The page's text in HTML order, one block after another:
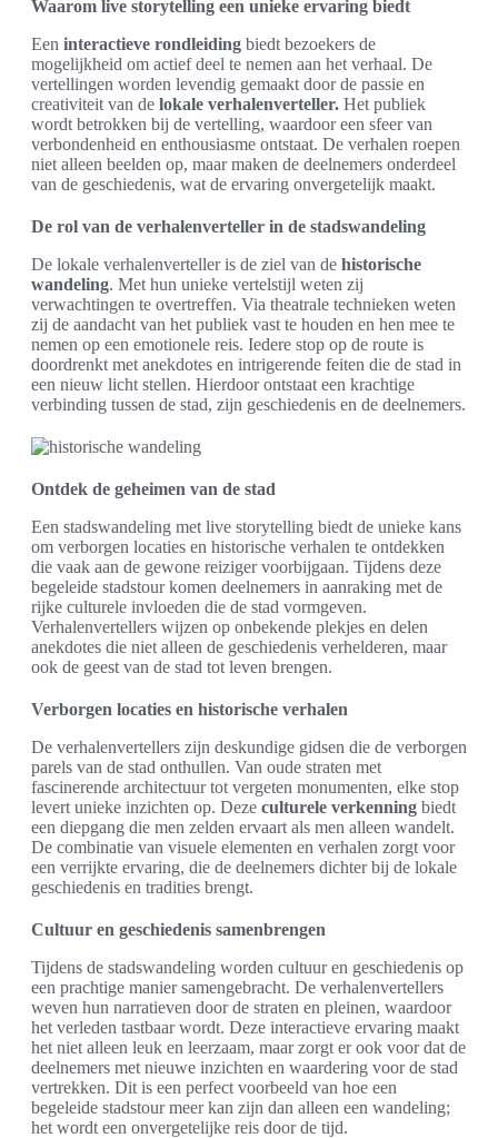
Waarom live storytelling een unieke ervaring biedt
Een interactieve rondleiding biedt bezoekers de
mogelijkheid om actief deel te nemen aan het verhaal. De
vertellingen worden levendig gemaakt door de passie en
creativiteit van de lokale verhalenverteller. Het publiek
wordt betrokken bij de vertelling, waardoor een sfeer van
verbondenheid en enthousiasme ontstaat. De verhalen roepen
niet alleen beelden op, maar maken de deelnemers onderdeel
van de geschiedenis, wat de ervaring onvergetelijk maakt.
De rol van de verhalenverteller in de stadswandeling
De lokale verhalenverteller is de ziel van de historische
wandeling. Met hun unieke vertelstijl weten zij
verwachtingen te overtreffen. Via theatrale technieken weten
zij de aandacht van het publiek vast te houden en hen mee te
nemen op een emotionele reis. Iedere stop op de route is
doordrenkt met anekdotes en intrigerende feiten die de stad in
een nieuw licht stellen. Hierdoor ontstaat een krachtige
verbinding tussen de stad, zijn geschiedenis en de deelnemers.
Ontdek de geheimen van de stad
Een stadswandeling met live storytelling biedt de unieke kans
om verborgen locaties en historische verhalen te ontdekken
die vaak aan de gewone reiziger voorbijgaan. Tijdens deze
begeleide stadstour komen deelnemers in aanraking met de
rijke culturele invloeden die de stad vormgeven.
Verhalenvertellers wijzen op onbekende plekjes en delen
anekdotes die niet alleen de geschiedenis verhelderen, maar
ook de geest van de stad tot leven brengen.
Verborgen locaties en historische verhalen
De verhalenvertellers zijn deskundige gidsen die de verborgen
parels van de stad onthullen. Van oude straten met
fascinerende architectuur tot vergeten monumenten, elke stop
levert unieke inzichten op. Deze culturele verkenning biedt
een diepgang die men zelden ervaart als men alleen wandelt.
De combinatie van visuele elementen en verhalen zorgt voor
een verrijkte ervaring, die de deelnemers dichter bij de lokale
geschiedenis en tradities brengt.
Cultuur en geschiedenis samenbrengen
Tijdens de stadswandeling worden cultuur en geschiedenis op
een prachtige manier samengebracht. De verhalenvertellers
weven hun narratieven door de straten en pleinen, waardoor
het verleden tastbaar wordt. Deze interactieve ervaring maakt
het niet alleen leuk en leerzaam, maar zorgt er ook voor dat de
deelnemers met nieuwe inzichten en waardering voor de stad
vertrekken. Dit is een perfect voorbeeld van hoe een
begeleide stadstour meer kan zijn dan alleen een wandeling;
het wordt een onvergetelijke reis door de tijd.